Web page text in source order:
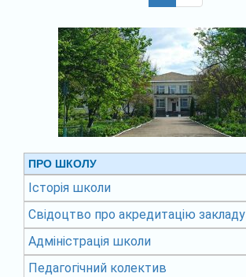
ПРО ШКОЛУ
Історія школи
Свідоцтво про акредитацію закладу
Адміністрація школи
Педагогічний колектив